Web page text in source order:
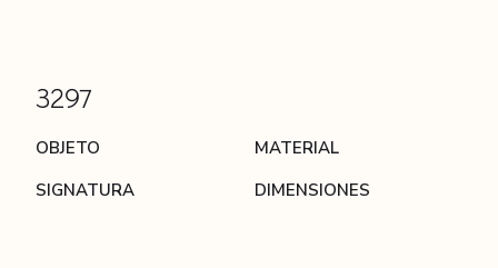
3297
OBJETO
MATERIAL
SIGNATURA
DIMENSIONES